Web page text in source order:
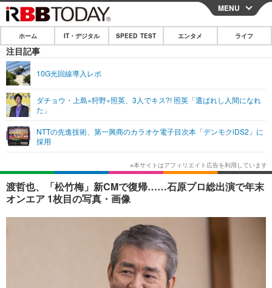
CLOSE
ホーム
IT・デジタル
ショッピング その他
SPEED TEST
エンタメ
エンタメTOP
韓国・芸能
音楽 スポーツ
ライフ
ライフTOP グルメ
ペット ショッピング
その他
リリース一覧
プッシュ通知の停止方法
MENU
ホーム IT・デジタル SPEED TEST エンタメ ライフ
注目記事
10G光回線導入レポ
ダチョウ・上島×狩野×照英、3人でキス?! 照英「選ばれし人間になれ
た」
NTTの先進技術、第一興商のカラオケ電子目次本「デンモクiDS2」に
採用
渡哲也、「松竹梅」新CMで復帰……石原プロ総出演で年末
オンエア 1枚目の写真・画像